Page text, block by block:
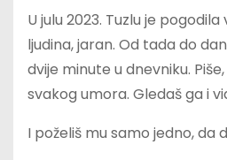
U julu 2023. Tuzlu je
ljudina, jaran. Od tada do
dvije minute u dnevniku.
svakog umora. Gledaš ga i
I poželiš mu samo jedno, da